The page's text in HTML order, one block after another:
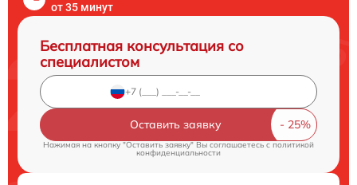
от 35 минут
Бесплатная консультация со
специалистом
Оставить заявку
Нажимая на кнопку "Оставить заявку" Вы соглашаетесь cполитикой
конфиденциальности